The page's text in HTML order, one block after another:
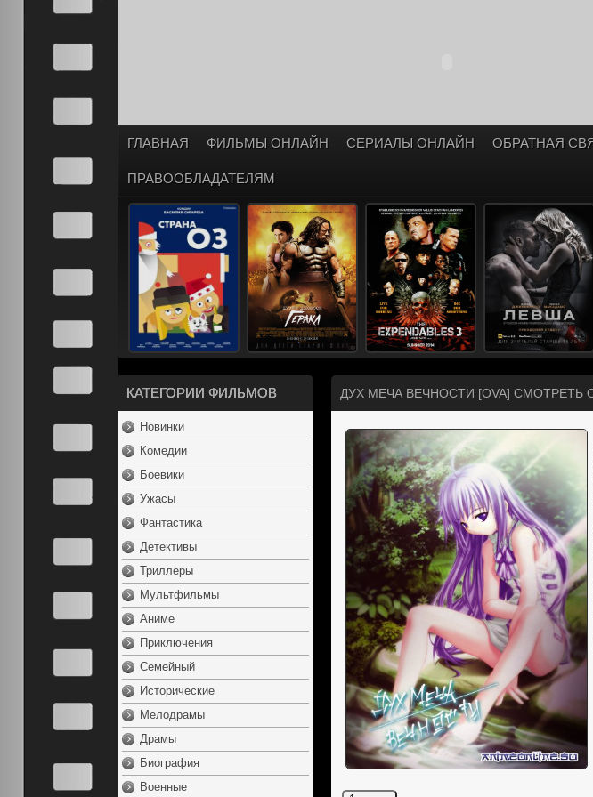
ГЛАВНАЯ ФИЛЬМЫ ОНЛАЙН СЕРИАЛЫ ОНЛАЙН ОБРАТНАЯ
ПРАВООБЛАДАТЕЛЯМ
КАТЕГОРИИ ФИЛЬМОВ
Новинки
Комедии
Боевики
Ужасы
Фантастика
Детективы
Триллеры
Мультфильмы
Аниме
Приключения
Семейный
Исторические
Мелодрамы
Драмы
Биография
Военные
ДУХ МЕЧА ВЕЧНОСТИ [OVA] СМОТРЕТЬ